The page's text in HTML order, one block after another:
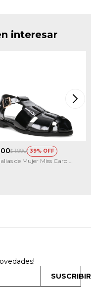
interesar
$ 1.990 39
de Mujer Miss Carol